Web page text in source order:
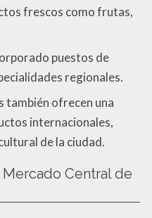
frescos como frutas,
puestos de
regionales.
también ofrecen una
internacionales,
de la ciudad.
Central de